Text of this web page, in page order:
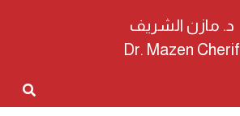
د. مازن الشريف
Dr. Mazen Cherif